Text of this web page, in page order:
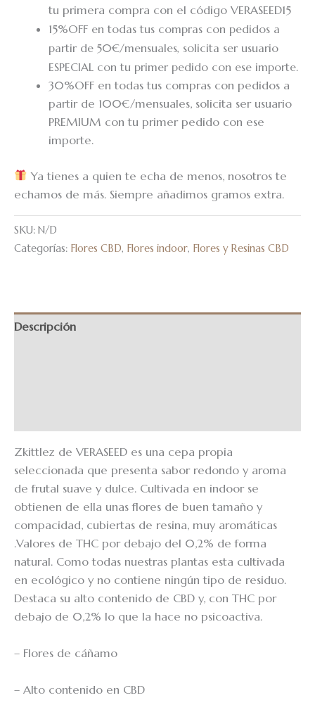
tu primera compra con el código VERASEED15
15%OFF en todas tus compras con pedidos a
partir de 50€/mensuales, solicita ser usuario
ESPECIAL con tu primer pedido con ese importe.
30%OFF en todas tus compras con pedidos a
partir de 100€/mensuales, solicita ser usuario
PREMIUM con tu primer pedido con ese
importe.
Ya tienes a quien te echa de menos, nosotros te
echamos de más. Siempre añadimos gramos extra.
SKU: N/D
Categorías: Flores CBD, Flores indoor, Flores y Resinas CBD
Descripción
Zkittlez de VERASEED es una cepa propia
seleccionada que presenta sabor redondo y aroma
de frutal suave y dulce. Cultivada en indoor se
obtienen de ella unas flores de buen tamaño y
compacidad, cubiertas de resina, muy aromáticas
.Valores de THC por debajo del 0,2% de forma
natural. Como todas nuestras plantas esta cultivada
en ecológico y no contiene ningún tipo de residuo.
Destaca su alto contenido de CBD y, con THC por
debajo de 0,2% lo que la hace no psicoactiva.
– Flores de cáñamo
– Alto contenido en CBD